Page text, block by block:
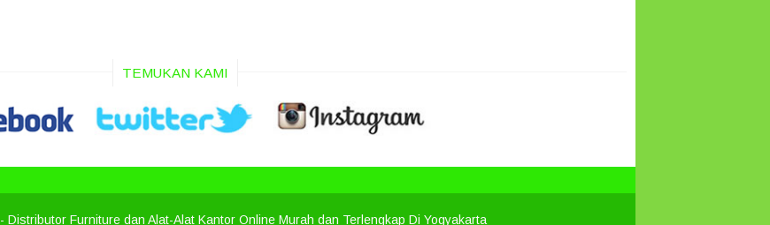
TEMUKAN KAMI
- Distributor Furniture dan Alat-Alat Kantor Online Murah dan Terlengkap Di Yogyakarta